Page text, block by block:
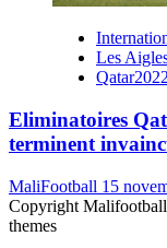
Les
Qatar2022
Eliminatoires
terminent
MaliFootball 15
Copyright
themes